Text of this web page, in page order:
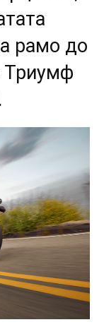
рамо до
Триумф